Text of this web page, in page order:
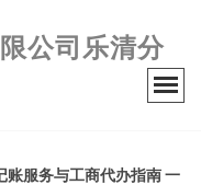
公司乐清分
账服务与工商代办指南 一